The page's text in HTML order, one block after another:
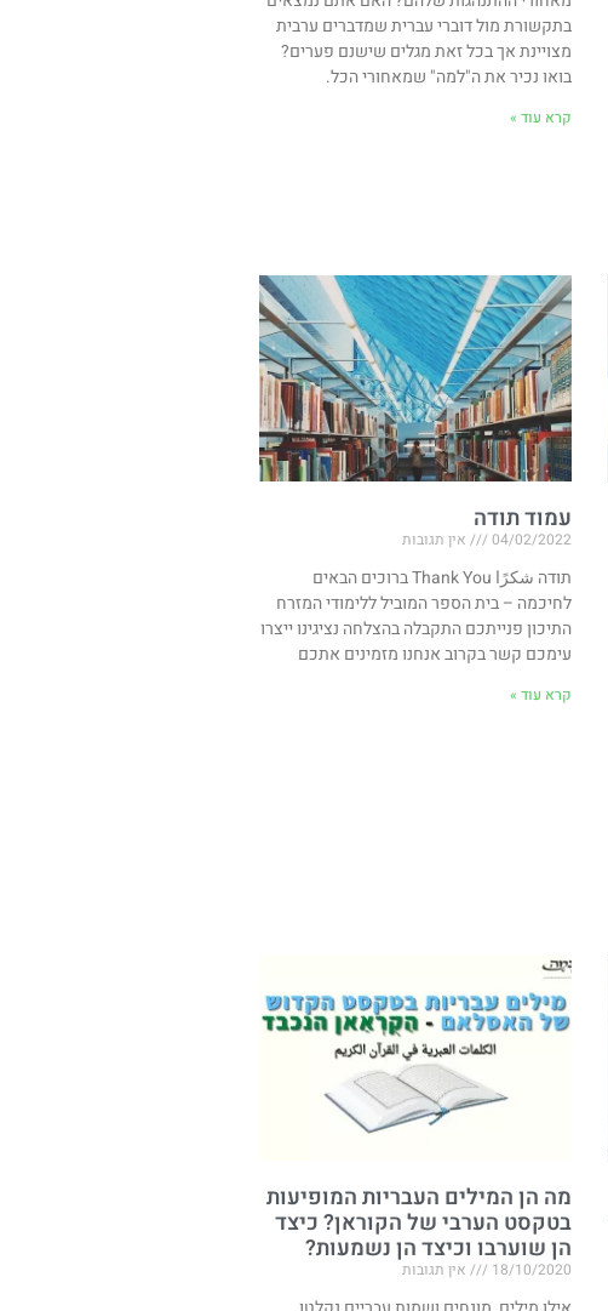
בתקשורת מול דוברי עברית שמדברים ערבית
מצויינת אך בכל זאת מגלים שישנם פערים?
בואו נכיר את ה"למה" שמאחורי הכל.
קרא עוד »
עמוד תודה
04/02/2022 אין תגובות
תודה شكرًا Thank You ברוכים הבאים
לחיכמה – בית הספר המוביל ללימודי המזרח
התיכון פנייתכם התקבלה בהצלחה נציגינו ייצרו
עימכם קשר בקרוב אנחנו מזמינים אתכם
קרא עוד »
מה הן המילים העבריות המופיעות
בטקסט הערבי של הקוראן? כיצד
הן שוערבו וכיצד הן נשמעות?
18/10/2020 אין תגובות